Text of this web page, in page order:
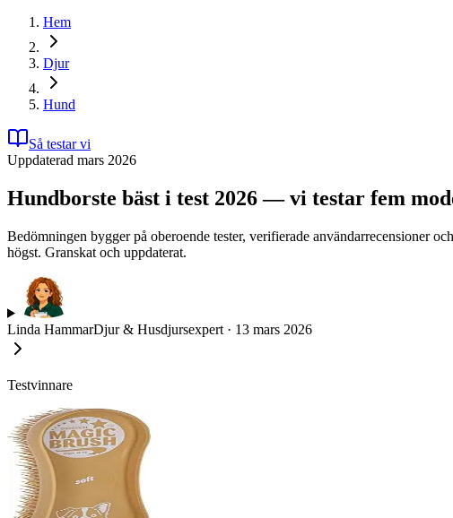
Hem
Djur
Hund
Så testar vi
Uppdaterad mars 2026
Hundborste bäst i test 2026 — vi testar fem
Bedömningen bygger på oberoende tester, verifierade användarrecensioner
högst. Granskat och uppdaterat.
Linda HammarDjur & Husdjursexpert · 13 mars 2026
Testvinnare